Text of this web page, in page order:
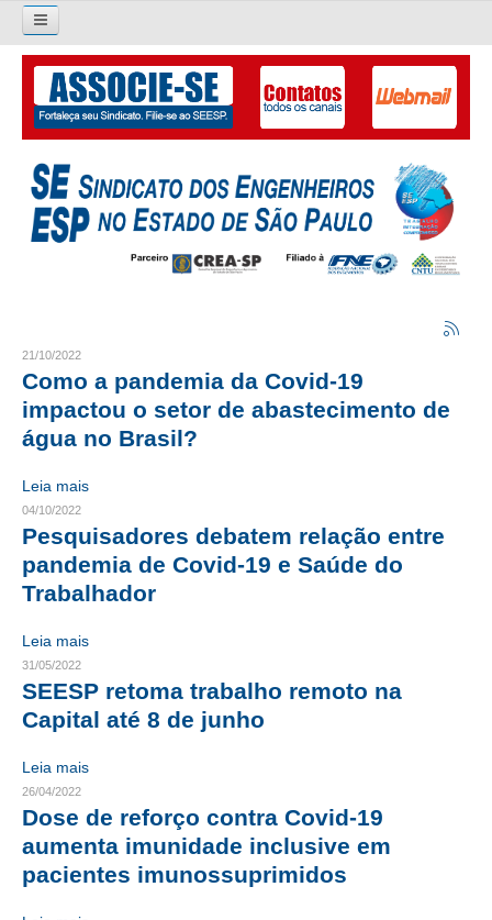
Pesquisar...
O SINDICATO
APRESENTAÇÃO
PALAVRA DO PRESIDENTE
LIVRO GESTÃO 2026-2029
SUBSEDES SINDICAIS
GALERIA EX-PRESIDENTES
ORGANOGRAMA
CRESCE BRASIL
CONSELHO TECNOLÓGICO
COMPOSIÇÃO
CONSELHOS ASSESSORES
NÚCLEO DA MULHER ENGENHEIRA
TRANSPARÊNCIA
JURÍDICO
21/10/2022
Como a pandemia da Covid-19
impactou o setor de abastecimento de
água no Brasil?
Leia mais
04/10/2022
Pesquisadores debatem relação entre
pandemia de Covid-19 e Saúde do
Trabalhador
Leia mais
31/05/2022
SEESP retoma trabalho remoto na
Capital até 8 de junho
Leia mais
26/04/2022
Dose de reforço contra Covid-19
aumenta imunidade inclusive em
pacientes imunossuprimidos